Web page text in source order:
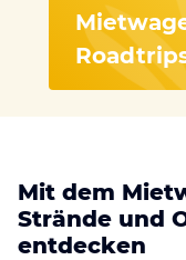
Mit dem
Strände und
entdecken